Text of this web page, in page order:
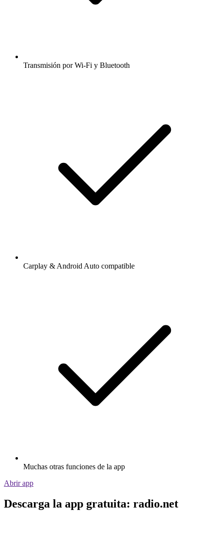
Transmisión por Wi-Fi y Bluetooth
Carplay & Android Auto compatible
Muchas otras funciones de la app
Abrir app
Descarga la app gratuita: radio.net